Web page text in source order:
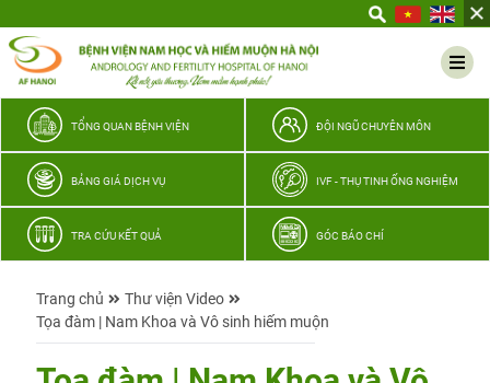
thương
TỔNG QUAN BỆNH VIỆN ĐỘI NGŨ CHUYÊN MÔN
BẢNG GIÁ DỊCH VỤ IVF - THỤ TINH ỐNG NGHIỆM
TRA CỨU KẾT QUẢ GÓC BÁO CHÍ
Trang chủ
Thư viện Video
Tọa đàm | Nam Khoa và Vô sinh hiếm muộn